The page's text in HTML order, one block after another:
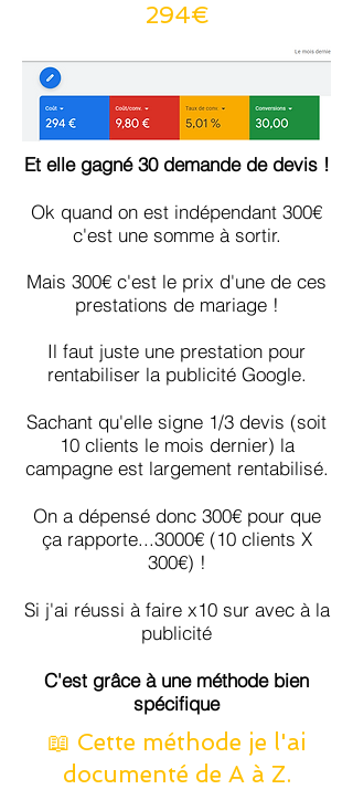
294€
Et elle gagné 30 demande de devis !
Ok quand on est indépendant 300€
c'est une somme à sortir.
Mais 300€ c'est le prix d'une de ces
prestations de mariage !
Il faut juste une prestation pour
rentabiliser la publicité Google.
Sachant qu'elle signe 1/3 devis (soit
10 clients le mois dernier) la
campagne est largement rentabilisé.
On a dépensé donc 300€ pour que
ça rapporte...3000€ (10 clients X
300€) !
Si j'ai réussi à faire x10 sur avec à la
publicité
C'est grâce à une méthode bien
spécifique
📖 Cette méthode je l'ai
documenté de A à Z.